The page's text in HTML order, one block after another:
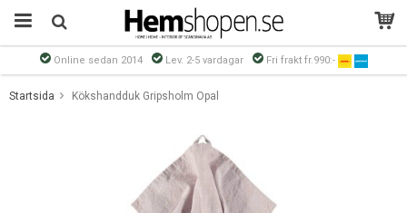
Online sedan 2014 Lev. 2-5 vardagar Fri frakt fr.990:-
Startsida Kökshandduk Gripsholm Opal